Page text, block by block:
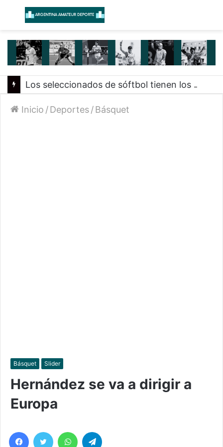
Menú
Los seleccionados de sóftbol tienen los convocados para los Juegos Suramericanos 2026
Inicio /Deportes/Básquet
Básquet Slider
Hernández se va a dirigir a
Europa
Facebook
Twitter WhatsApp